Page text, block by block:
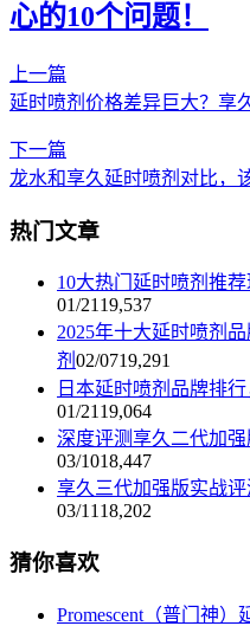
心的10个问题！
上一篇
延时喷剂价格差异巨大？享
下一篇
龙水和享久延时喷剂对比，
热门文章
10大热门延时喷剂推
01/2119,537
2025年十大延时喷剂
剂 02/0719,291
日本延时喷剂品牌排
01/2119,064
深度评测享久二代加强
03/1018,447
享久三代加强版实战评
03/1118,202
猜你喜欢
Promescent（普门神